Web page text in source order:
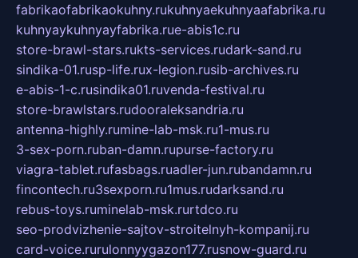
fabrikaofabrikaokuhny.rukuhnyaekuhnyaafabrika.ru
kuhnyaykuhnyayfabrika.rue-abis1c.ru
store-brawl-stars.rukts-services.rudark-sand.ru
sindika-01.rusp-life.rux-legion.rusib-archives.ru
e-abis-1-c.rusindika01.ruvenda-festival.ru
store-brawlstars.rudooraleksandria.ru
antenna-highly.rumine-lab-msk.ru1-mus.ru
3-sex-porn.ruban-damn.rupurse-factory.ru
viagra-tablet.rufasbags.ruadler-jun.rubandamn.ru
fincontech.ru3sexporn.ru1mus.rudarksand.ru
rebus-toys.ruminelab-msk.rurtdco.ru
seo-prodvizhenie-sajtov-stroitelnyh-kompanij.ru
card-voice.rurulonnyygazon177.rusnow-guard.ru